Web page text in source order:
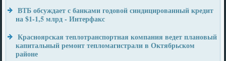
ВТБ обсуждает с банками годовой синдицированный кредит
на $1-1,5 млрд - Интерфакс
Красноярская теплотранспортная компания ведет плановый
капитальный ремонт тепломагистрали в Октябрьском
районе